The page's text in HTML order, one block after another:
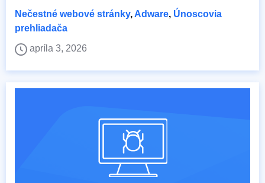
Nečestné webové stránky, Adware, Únoscovia
prehliadača
apríla 3, 2026